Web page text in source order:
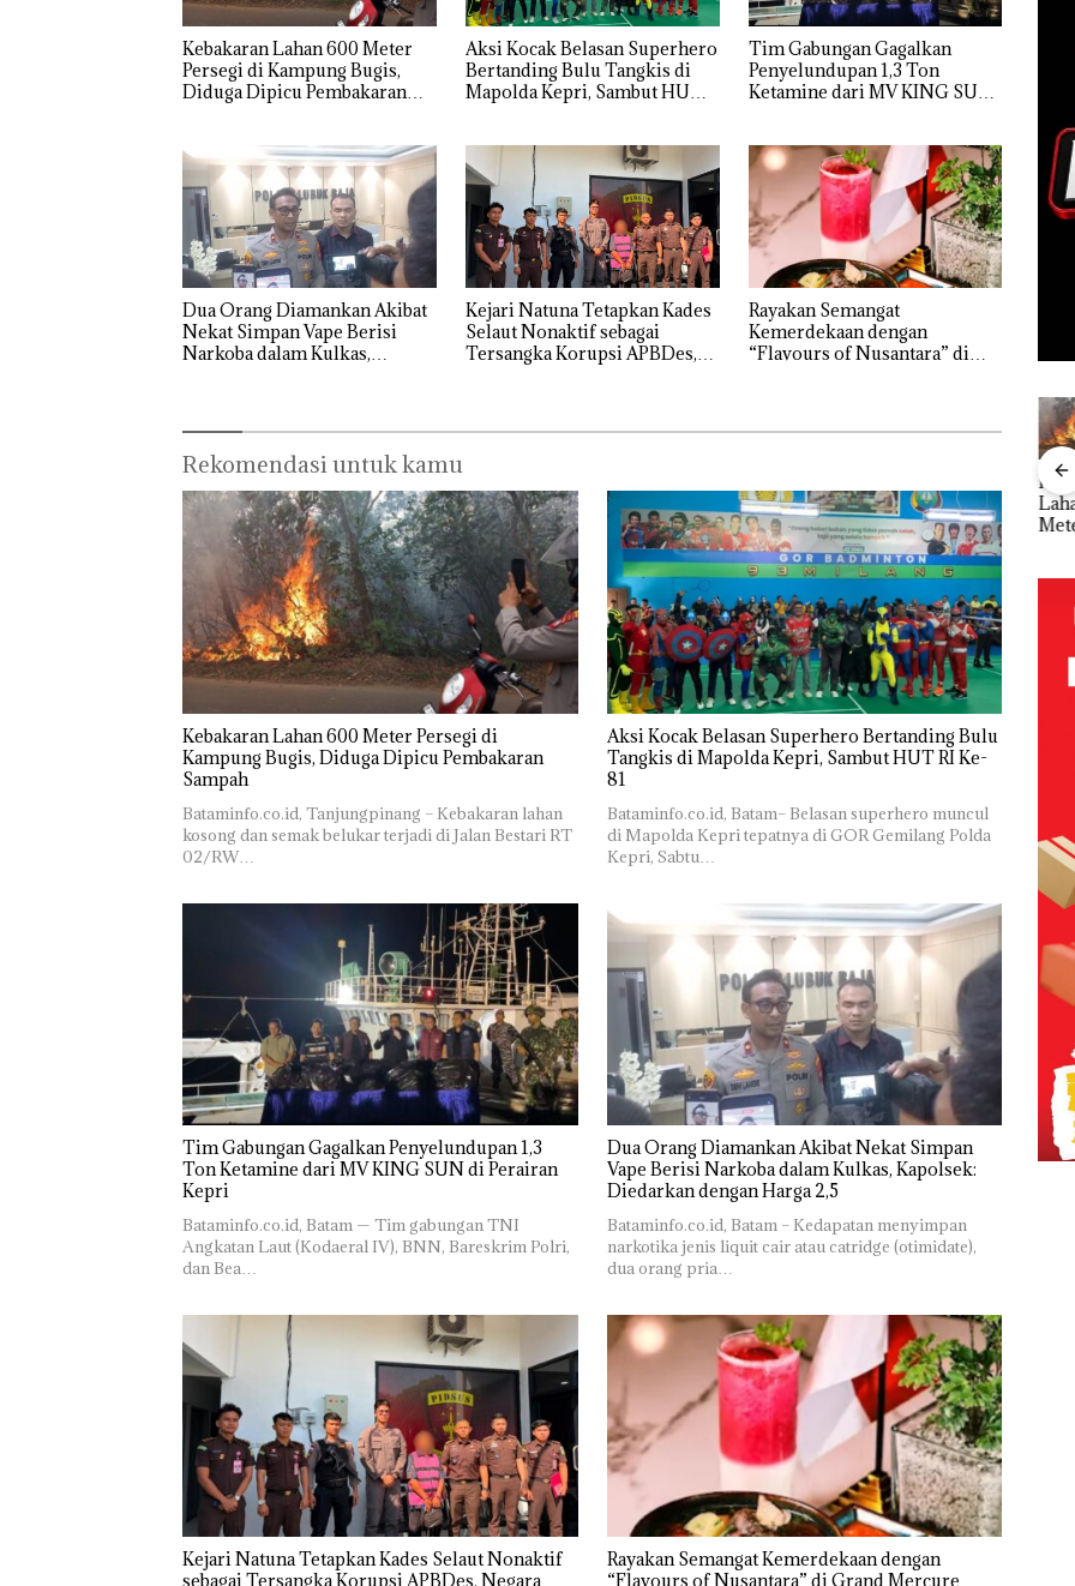
Kebakaran Lahan 600 Meter
Persegi di Kampung Bugis,
Diduga Dipicu Pembakaran
Aksi Kocak Belasan Superhero
Bertanding Bulu Tangkis di
Mapolda Kepri, Sambut HUT
Tim Gabungan Gagalkan
Penyelundupan 1,3 Ton
Ketamine dari MV KING SUN
Dua Orang Diamankan Akibat
Nekat Simpan Vape Berisi
Narkoba dalam Kulkas,
Kejari Natuna Tetapkan Kades
Selaut Nonaktif sebagai
Tersangka Korupsi APBDes,
Rayakan Semangat
Kemerdekaan dengan
“Flavours of Nusantara” di
Rekomendasi untuk kamu
Kebakaran Lahan 600 Meter Persegi di
Kampung Bugis, Diduga Dipicu Pembakaran
Sampah
Bataminfo.co.id, Tanjungpinang – Kebakaran lahan
kosong dan semak belukar terjadi di Jalan Bestari RT
02/RW…
Aksi Kocak Belasan Superhero Bertanding Bulu
Tangkis di Mapolda Kepri, Sambut HUT RI Ke-
81
Bataminfo.co.id, Batam– Belasan superhero muncul
di Mapolda Kepri tepatnya di GOR Gemilang Polda
Kepri, Sabtu…
Tim Gabungan Gagalkan Penyelundupan 1,3
Ton Ketamine dari MV KING SUN di Perairan
‎​Bataminfo.co.id, Batam — Tim gabungan TNI
Angkatan Laut (Kodaeral IV), BNN, Bareskrim Polri,
dan Bea…
Dua Orang Diamankan Akibat Nekat Simpan
Vape Berisi Narkoba dalam Kulkas, Kapolsek:
Diedarkan dengan Harga 2,5
Bataminfo.co.id, Batam – Kedapatan menyimpan
narkotika jenis liquit cair atau catridge (otimidate),
dua orang pria…
Kejari Natuna Tetapkan Kades Selaut Nonaktif
sebagai Tersangka Korupsi APBDes, Negara
Rayakan Semangat Kemerdekaan dengan
“Flavours of Nusantara” di Grand Mercure
Belasan
Superhero
Bertanding
Bulu Tangkis
di Mapolda
Kepri,
Sambut HUT
RI Ke-81
Gabungan
Gagalkan
Penyelundup
an 1,3 Ton
Ketamine
dari MV
KING SUN
di Perairan
Diamankan
Akibat Nekat
Simpan Vape
Berisi
Narkoba
dalam
Kulkas,
Kapolsek:
Diedarkan
dengan
Harga 2,5
Natuna
Tetapkan
Kades Selaut
Nonaktif
sebagai
Tersangka
Korupsi
APBDes,
Negara Rugi
Rp533 Juta
Semangat
Kemerdekaa
n dengan
“Flavours of
Nusantara”
di Grand
Mercure
Batam
Centre
Lahan 600
Meter
Persegi di
Kampung
Bugis,
Diduga
Dipicu
Pembakaran
Sampah
di
RI